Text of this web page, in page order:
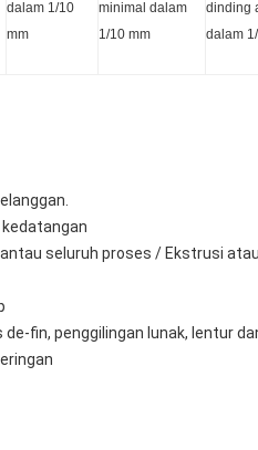
dalam 1/10
mm
minimal dalam
1/10 mm
dinding
dalam
seluruh proses / Ekstrusi
fin, penggilingan lunak, lentur